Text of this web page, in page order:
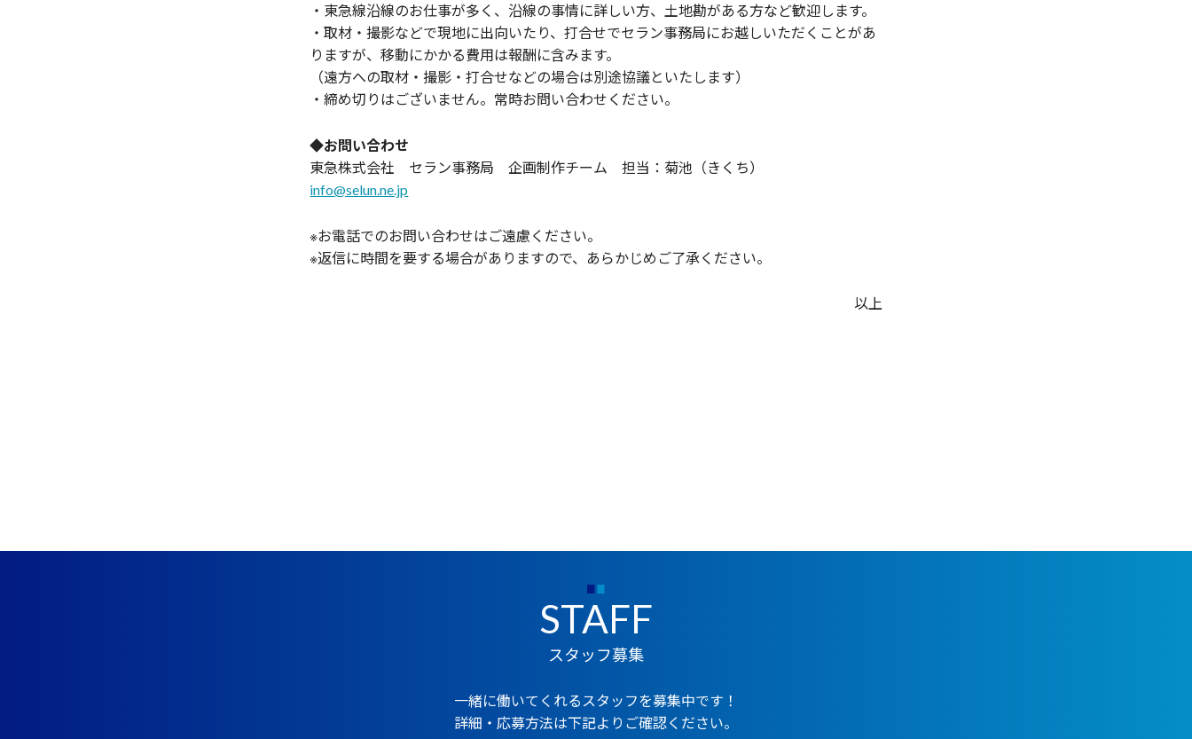
・東急線沿線のお仕事が多く、沿線の事情に詳しい方、土地勘がある方など歓迎します。
・取材・撮影などで現地に出向いたり、打合せでセラン事務局にお越しいただくことがあ
りますが、移動にかかる費用は報酬に含みます。
（遠方への取材・撮影・打合せなどの場合は別途協議といたします）
・締め切りはございません。常時お問い合わせください。
◆お問い合わせ
東急株式会社 セラン事務局 企画制作チーム 担当：菊池（きくち）
info@selun.ne.jp
※お電話でのお問い合わせはご遠慮ください。
※返信に時間を要する場合がありますので、あらかじめご了承ください。
以上
STAFF
スタッフ募集
一緒に働いてくれるスタッフを募集中です！
詳細・応募方法は下記よりご確認ください。